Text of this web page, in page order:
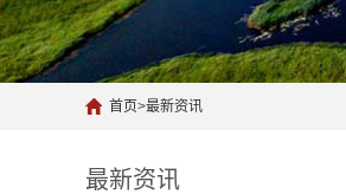
首页>最新资讯
最新资讯